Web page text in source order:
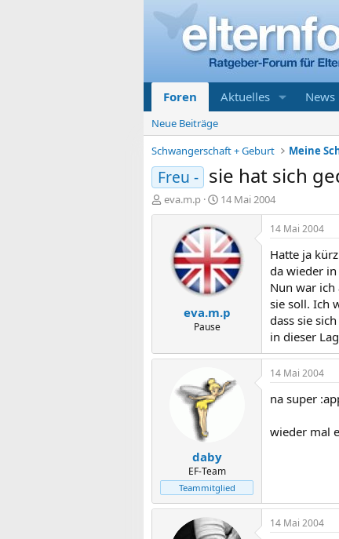
Foren Aktuelles News
Neue Beiträge
Schwangerschaft + Geburt
Freu - sie hat sich
E
r
eva.m.p
E
r
s
t
e
l
l
t
a
m
14 Mai 2004
eva.m.p
Pause
14 Mai 2004
Hatte ja
da wieder
Nun war
sie soll. Ich
dass sie
in dieser
daby
EF-Team
Teammitglied
14 Mai 2004
na super
wieder mal
14 Mai 2004